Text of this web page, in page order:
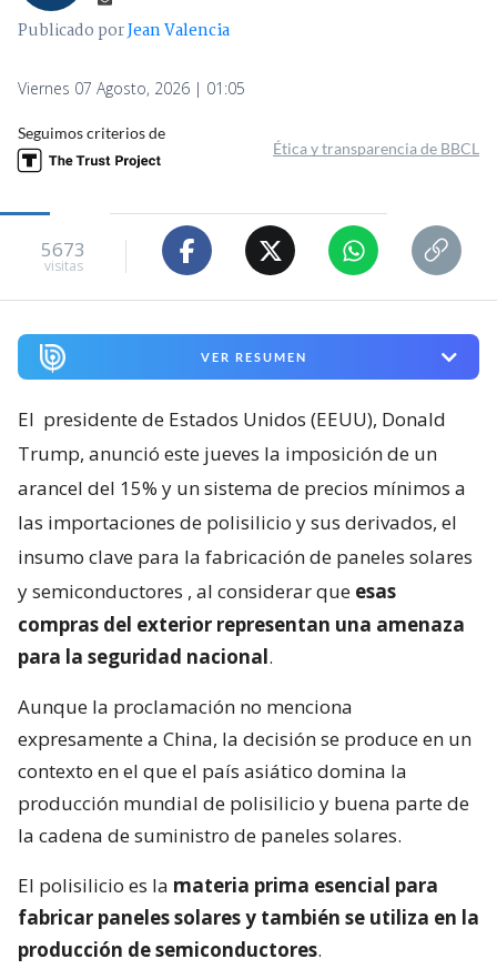
Publicado porJean Valencia
Viernes 07 Agosto, 2026 | 01:05
Seguimos criterios de
Ética y transparencia de BBCL
5673
visitas
VER RESUMEN
El presidente de Estados Unidos (EEUU), Donald
Trump, anunció este jueves la imposición de un
arancel del 15% y un sistema de precios mínimos a
las importaciones de polisilicio y sus derivados, el
insumo clave para la fabricación de paneles solares
y semiconductores , al considerar que esas
compras del exterior representan una amenaza
para la seguridad nacional.
Aunque la proclamación no menciona
expresamente a China, la decisión se produce en un
contexto en el que el país asiático domina la
producción mundial de polisilicio y buena parte de
la cadena de suministro de paneles solares.
El polisilicio es la materia prima esencial para
fabricar paneles solares y también se utiliza en la
producción de semiconductores.